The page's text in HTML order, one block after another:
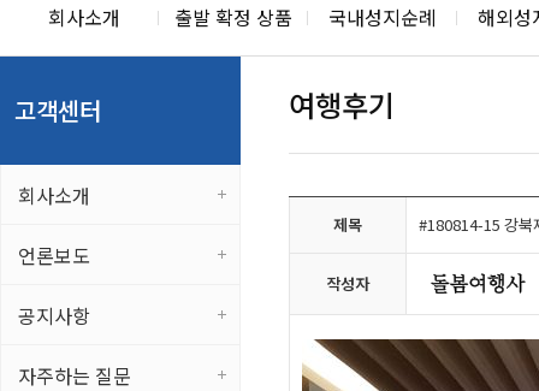
회사소개 출발 확정 상품 국내성지순례 해외성
고객센터
회사소개
언론보도
공지사항
자주하는 질문
여행후기
제목 #180814-15 강북
작성자